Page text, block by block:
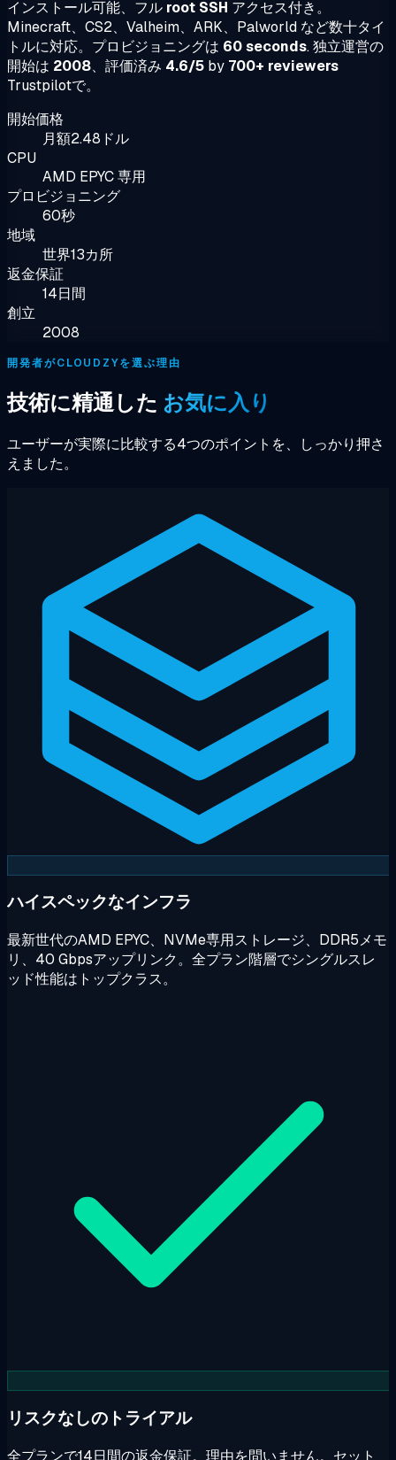
インストール可能、フル root SSH アクセス付き。
Minecraft、CS2、Valheim、ARK、Palworld など数十タイ
トルに対応。プロビジョニングは 60 seconds. 独立運営の
開始は 2008、評価済み 4.6/5 by 700+ reviewers
Trustpilotで。
開始価格
月額2.48ドル
CPU
AMD EPYC 専用
プロビジョニング
60秒
地域
世界13カ所
返金保証
14日間
創立
2008
開発者がCLOUDZYを選ぶ理由
技術に精通した お気に入り
ユーザーが実際に比較する4つのポイントを、しっかり押さ
えました。
ハイスペックなインフラ
最新世代のAMD EPYC、NVMe専用ストレージ、DDR5メモ
リ、40 Gbpsアップリンク。全プラン階層でシングルスレ
ッド性能はトップクラス。
リスクなしのトライアル
全プランで14日間の返金保証。理由を問いません。セット